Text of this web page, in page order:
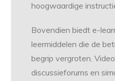
hoogwaardige
Bovendien biedt e-
leermiddelen die de
begrip vergroten.
discussieforums en